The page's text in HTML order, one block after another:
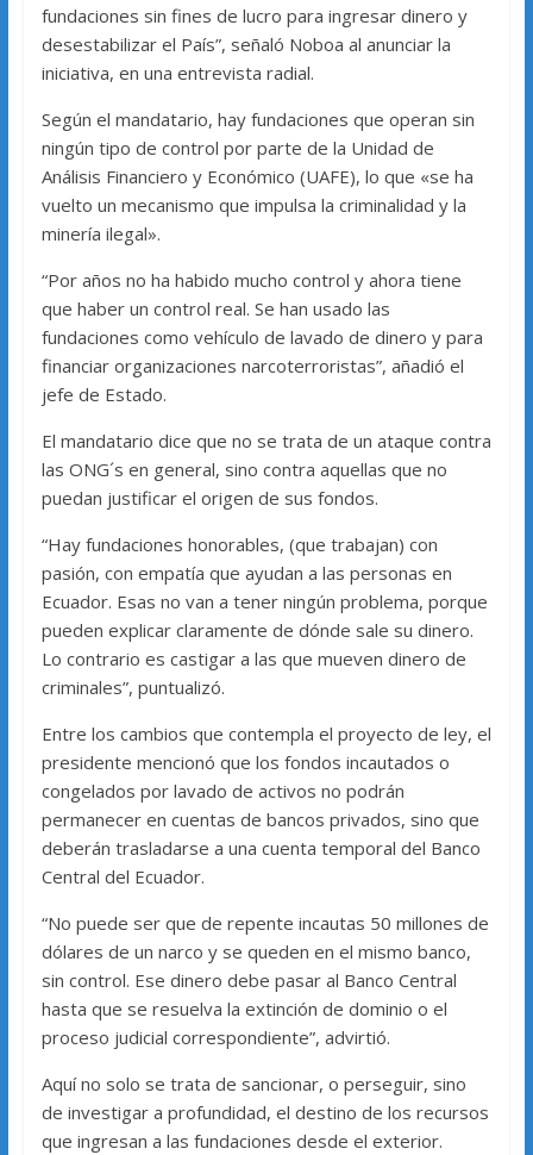
fundaciones sin fines de lucro para ingresar dinero y
desestabilizar el País”, señaló Noboa al anunciar la
iniciativa, en una entrevista radial.
Según el mandatario, hay fundaciones que operan sin
ningún tipo de control por parte de la Unidad de
Análisis Financiero y Económico (UAFE), lo que «se ha
vuelto un mecanismo que impulsa la criminalidad y la
minería ilegal».
“Por años no ha habido mucho control y ahora tiene
que haber un control real. Se han usado las
fundaciones como vehículo de lavado de dinero y para
financiar organizaciones narcoterroristas”, añadió el
jefe de Estado.
El mandatario dice que no se trata de un ataque contra
las ONG´s en general, sino contra aquellas que no
puedan justificar el origen de sus fondos.
“Hay fundaciones honorables, (que trabajan) con
pasión, con empatía que ayudan a las personas en
Ecuador. Esas no van a tener ningún problema, porque
pueden explicar claramente de dónde sale su dinero.
Lo contrario es castigar a las que mueven dinero de
criminales”, puntualizó.
Entre los cambios que contempla el proyecto de ley, el
presidente mencionó que los fondos incautados o
congelados por lavado de activos no podrán
permanecer en cuentas de bancos privados, sino que
deberán trasladarse a una cuenta temporal del Banco
Central del Ecuador.
“No puede ser que de repente incautas 50 millones de
dólares de un narco y se queden en el mismo banco,
sin control. Ese dinero debe pasar al Banco Central
hasta que se resuelva la extinción de dominio o el
proceso judicial correspondiente”, advirtió.
Aquí no solo se trata de sancionar, o perseguir, sino
de investigar a profundidad, el destino de los recursos
que ingresan a las fundaciones desde el exterior.